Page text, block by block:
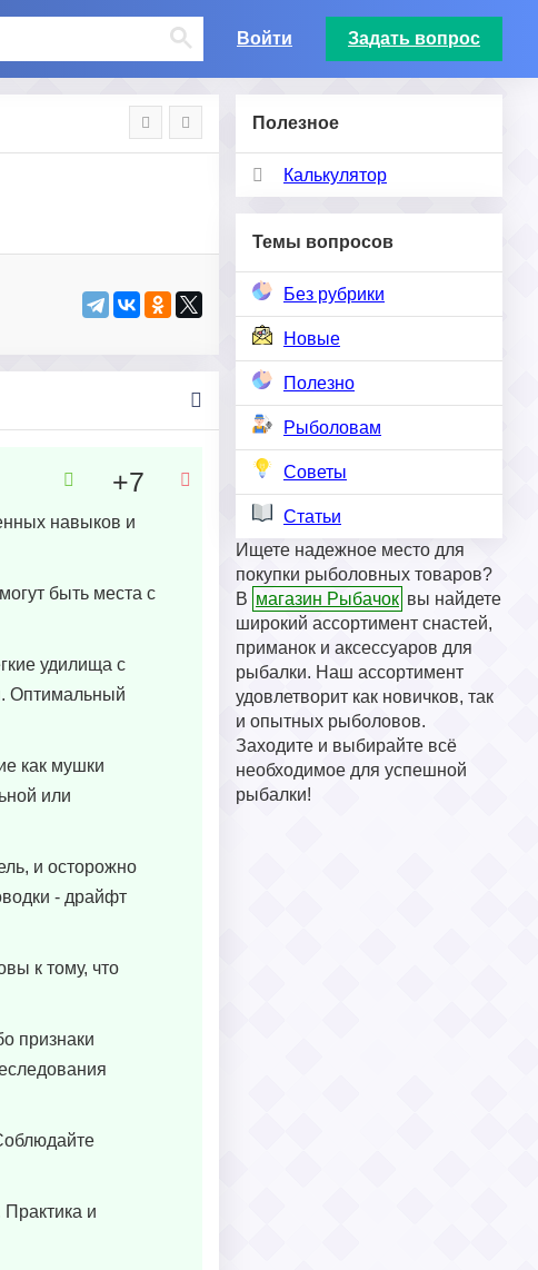
Войти Задать вопрос
Полезное
Калькулятор
Темы вопросов
Без рубрики
Новые
Полезно
Рыболовам
Советы
Статьи
Ищете надежное место для
покупки рыболовных товаров?
В магазин Рыбачок вы найдете
широкий ассортимент снастей,
приманок и аксессуаров для
рыбалки. Наш ассортимент
удовлетворит как новичков, так
и опытных рыболовов.
Заходите и выбирайте всё
необходимое для успешной
рыбалки!
навыков и
быть места с
удилища с
Оптимальный
как мушки
или
и осторожно
- драйфт
к тому, что
признаки
и
+7